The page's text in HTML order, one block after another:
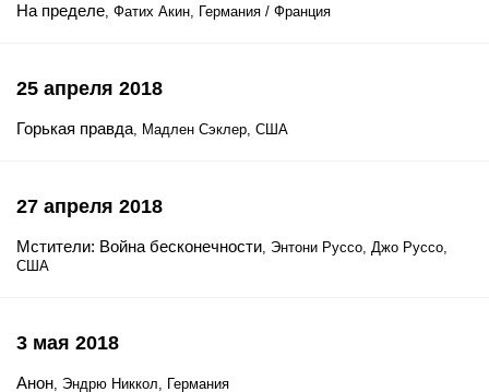
На пределе, Фатих Акин, Германия / Франция
25 апреля 2018
Горькая правда, Мадлен Сэклер, США
27 апреля 2018
Мстители: Война бесконечности, Энтони Руссо, Джо Руссо,
США
3 мая 2018
Анон, Эндрю Никкол, Германия